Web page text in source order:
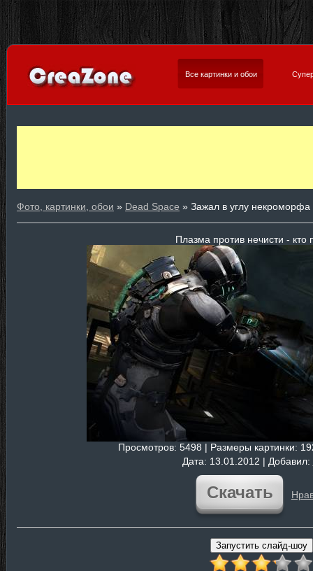
Все картинки и обои
Фото, картинки, обои » Dead Space » Зажал в углу некроморфа
Плазма против нечисти - кто
Просмотров: 5498 | Размеры картинки:
Дата: 13.01.2012 | Добавил:
Скачать